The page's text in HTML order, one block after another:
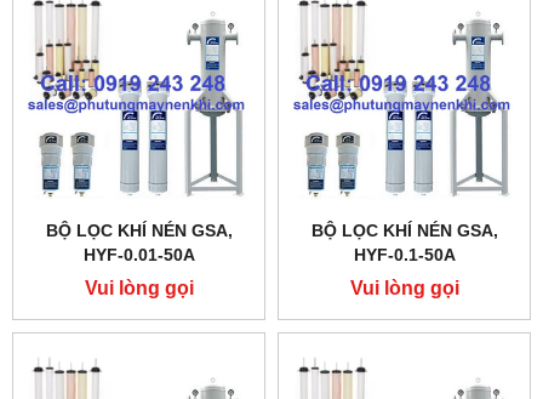
BỘ LỌC KHÍ NÉN GSA,
HYF-0.01-50A
Vui lòng gọi
BỘ LỌC KHÍ NÉN GSA,
HYF-0.1-50A
Vui lòng gọi